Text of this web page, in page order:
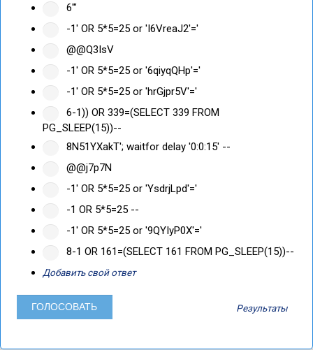
6'"
-1' OR 5*5=25 or 'I6VreaJ2'='
@@Q3IsV
-1' OR 5*5=25 or '6qiyqQHp'='
-1' OR 5*5=25 or 'hrGjpr5V'='
6-1)) OR 339=(SELECT 339 FROM
PG_SLEEP(15))--
8N51YXakT'; waitfor delay '0:0:15' --
@@j7p7N
-1' OR 5*5=25 or 'YsdrjLpd'='
-1 OR 5*5=25 --
-1' OR 5*5=25 or '9QYIyP0X'='
8-1 OR 161=(SELECT 161 FROM PG_SLEEP(15))--
Добавить свой ответ
Результаты